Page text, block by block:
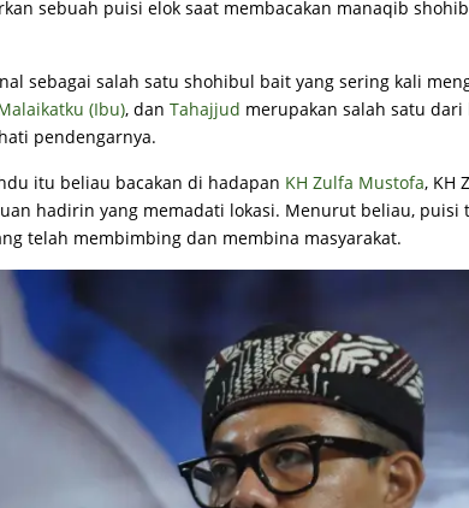
sebuah puisi elok saat membacakan manaqib
sebagai salah satu shohibul bait yang sering kali
(Ibu), dan Tahajjud merupakan salah satu dari
pendengarnya.
itu beliau bacakan di hadapan KH Zulfa Mustofa, KH
hadirin yang memadati lokasi. Menurut beliau, puisi
telah membimbing dan membina masyarakat.